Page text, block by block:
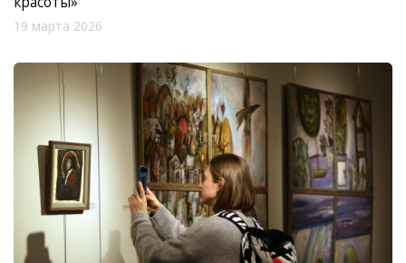
19 марта 2026